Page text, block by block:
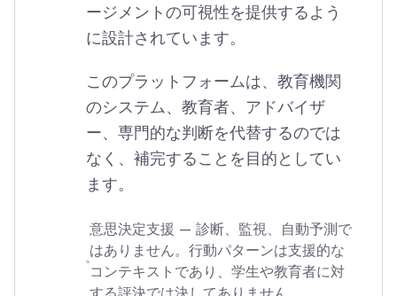
ージメントの可視性を提供するよう
に設計されています。
このプラットフォームは、教育機関
のシステム、教育者、アドバイザ
ー、専門的な判断を代替するのでは
なく、補完することを目的としてい
ます。
意思決定支援 — 診断、監視、自動予測で
はありません。行動パターンは支援的な
コンテキストであり、学生や教育者に対